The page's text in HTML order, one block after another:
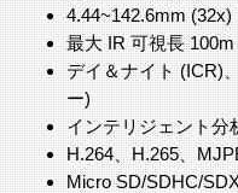
4.44~142.6mm (32x)
最大 IR 可視長
デイ＆ナイト (ICR)
ー)
インテリジェント分
H.264、H.265、
Micro SD/SDHC/